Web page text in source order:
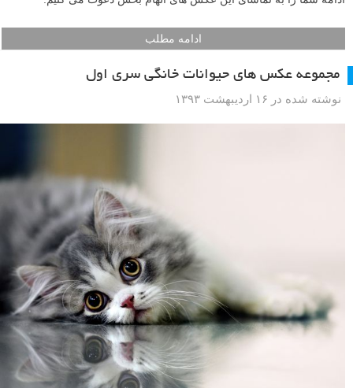
ادامه مطلب
مجموعه عکس های حیوانات خانگی سری اول
نوشته شده در ۱۶ اردیبهشت ۱۳۹۳